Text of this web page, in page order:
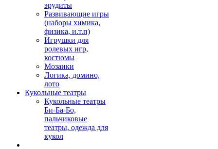
эрудиты
Развивающие игры
(наборы химика,
физика, и.т.п)
Игрушки для
ролевых игр,
костюмы
Мозаики
Логика, домино,
лото
Кукольные театры
Кукольные театры
Би-Ба-Бо,
пальчиковые
театры, одежда для
кукол